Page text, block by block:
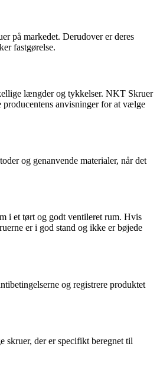
på markedet. Derudover er deres
fastgørelse.
længder og tykkelser. NKT Skruer
producentens anvisninger for at vælge
og genanvende materialer, når det
i et tørt og godt ventileret rum. Hvis
er i god stand og ikke er bøjede
og registrere produktet
skruer, der er specifikt beregnet til